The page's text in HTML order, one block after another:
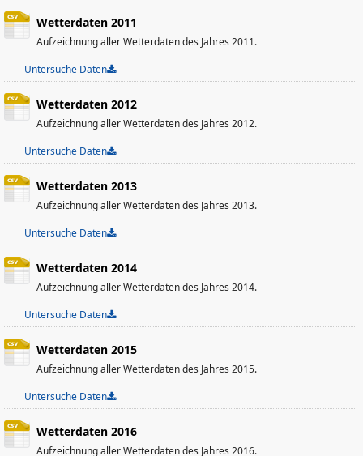
Wetterdaten 2011
Aufzeichnung aller Wetterdaten des Jahres 2011.
Untersuche Daten
Wetterdaten 2012
Aufzeichnung aller Wetterdaten des Jahres 2012.
Untersuche Daten
Wetterdaten 2013
Aufzeichnung aller Wetterdaten des Jahres 2013.
Untersuche Daten
Wetterdaten 2014
Aufzeichnung aller Wetterdaten des Jahres 2014.
Untersuche Daten
Wetterdaten 2015
Aufzeichnung aller Wetterdaten des Jahres 2015.
Untersuche Daten
Wetterdaten 2016
Aufzeichnung aller Wetterdaten des Jahres 2016.